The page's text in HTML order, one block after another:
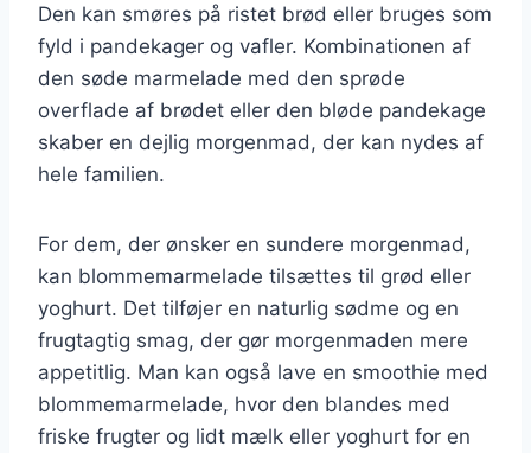
Den kan smøres på ristet brød eller bruges som
fyld i pandekager og vafler. Kombinationen af
den søde marmelade med den sprøde
overflade af brødet eller den bløde pandekage
skaber en dejlig morgenmad, der kan nydes af
hele familien.
For dem, der ønsker en sundere morgenmad,
kan blommemarmelade tilsættes til grød eller
yoghurt. Det tilføjer en naturlig sødme og en
frugtagtig smag, der gør morgenmaden mere
appetitlig. Man kan også lave en smoothie med
blommemarmelade, hvor den blandes med
friske frugter og lidt mælk eller yoghurt for en